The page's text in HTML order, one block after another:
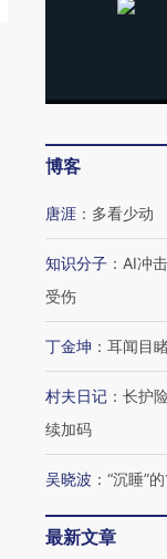
博客
唐涯 ： 多看少动
知识分子 ： AI冲
受伤
丁金坤 ： 耳闻目
村夫日记 ： 长护
续加码
吴晓波 ： “沉睡”
最新文章